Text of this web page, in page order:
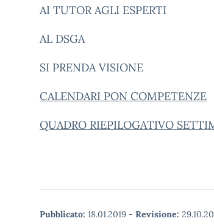
AI TUTOR AGLI ESPERTI
AL DSGA
SI PRENDA VISIONE
CALENDARI PON COMPETENZE
QUADRO RIEPILOGATIVO
Pubblicato: 18.01.2019 - Revisione: